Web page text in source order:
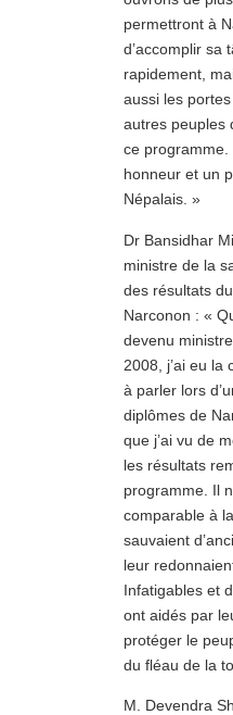
permettront à
d’accomplir sa
rapidement,
aussi les
autres peuples
ce programme.
honneur et un
Népalais. »
Dr Bansidhar
ministre de la
des résultats
Narconon : «
devenu
2008, j’ai eu la
à parler lors
diplômes de
que j’ai vu de
les résultats
programme. Il
comparable à
sauvaient
leur
Infatigables et
ont aidés par
protéger le
du fléau de la
M. Devendra